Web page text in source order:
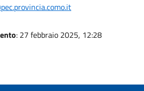
: 27 febbraio 2025, 12:28